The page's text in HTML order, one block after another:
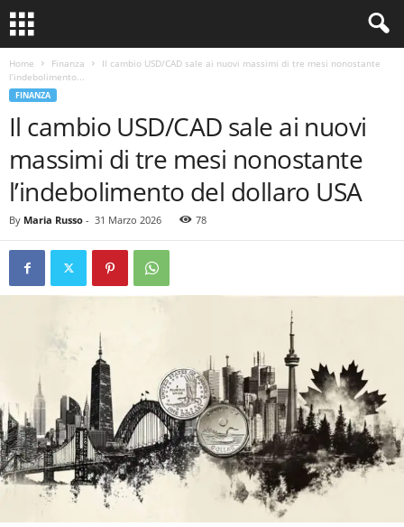
Home Finanza
Il cambio USD/CAD sale ai nuovi massimi di tre mesi nonostante
l’indebolimento...
FINANZA
Il cambio USD/CAD sale ai nuovi
massimi di tre mesi nonostante
l’indebolimento del dollaro USA
By Maria Russo - 31 Marzo 2026 78